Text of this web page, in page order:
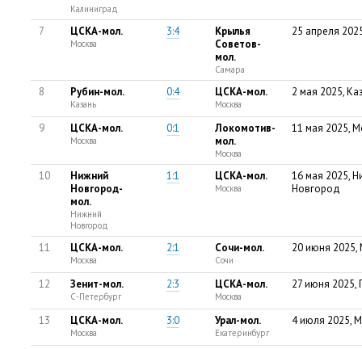
Калиниград
7 ЦСКА-мол.
Москва
3:4
Крылья
Советов-
мол.
Самара
25 апреля
8 Рубин-мол.
Казань
0:4 ЦСКА-мол.
Москва
2 мая 2025,
9 ЦСКА-мол.
Москва
0:1
Локомотив-
мол.
Москва
11 мая 2025,
10
Нижний
Новгород-
мол.
Нижний
Новгород
1:1 ЦСКА-мол.
Москва
16 мая 2025,
Новгород
11 ЦСКА-мол.
Москва
2:1 Сочи-мол.
Сочи
20 июня 2025,
12 Зенит-мол.
С-Петербург
2:3 ЦСКА-мол.
Москва
27 июня 2025,
13 ЦСКА-мол.
Москва
3:0 Урал-мол.
Екатеринбург
4 июля 2025,